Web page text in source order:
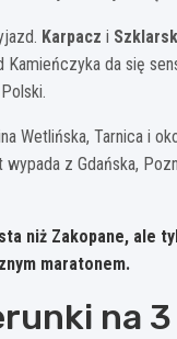
Karpacz i
da się
Wetlińska, Tarnica i
z Gdańska,
niż Zakopane, ale
maratonem.
na